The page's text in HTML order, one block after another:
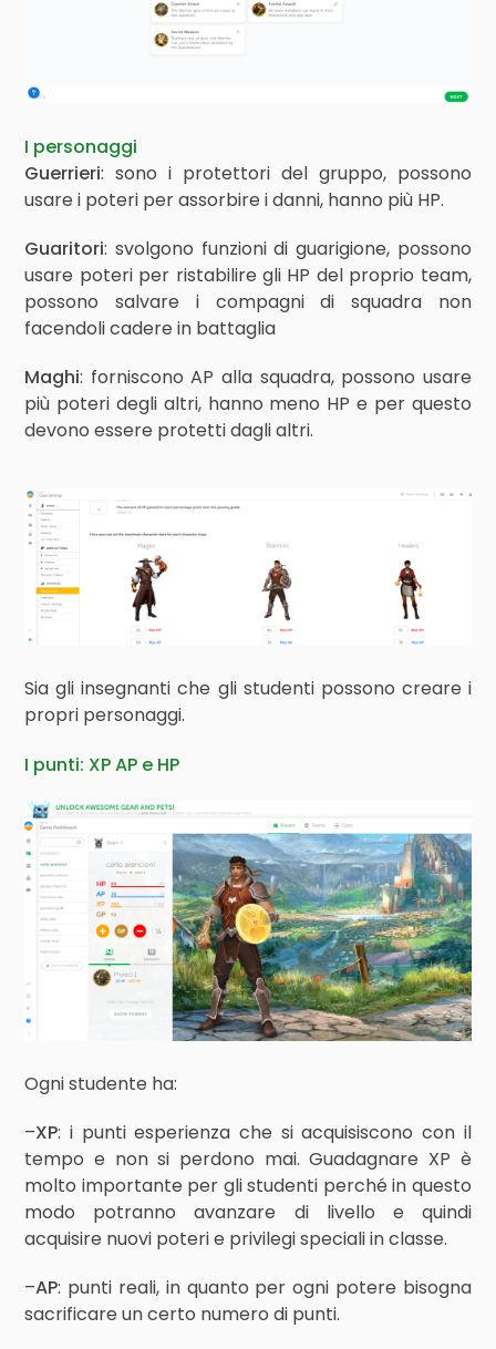
I personaggi
Guerrieri: sono i protettori del gruppo, possono
usare i poteri per assorbire i danni, hanno più HP.
Guaritori: svolgono funzioni di guarigione, possono
usare poteri per ristabilire gli HP del proprio team,
possono salvare i compagni di squadra non
facendoli cadere in battaglia
Maghi: forniscono AP alla squadra, possono usare
più poteri degli altri, hanno meno HP e per questo
devono essere protetti dagli altri.
Sia gli insegnanti che gli studenti possono creare i
propri personaggi.
I punti: XP AP e HP
Ogni studente ha:
–XP: i punti esperienza che si acquisiscono con il
tempo e non si perdono mai. Guadagnare XP è
molto importante per gli studenti perché in questo
modo potranno avanzare di livello e quindi
acquisire nuovi poteri e privilegi speciali in classe.
–AP: punti reali, in quanto per ogni potere bisogna
sacrificare un certo numero di punti.